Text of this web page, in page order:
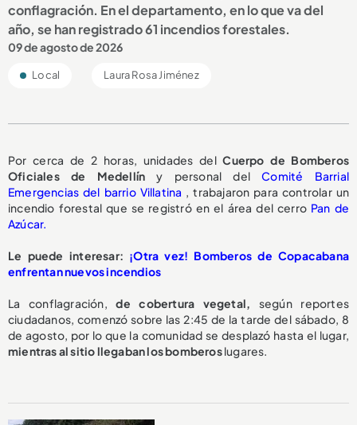
conflagración. En el departamento, en lo que va del
año, se han registrado 61 incendios forestales.
09 de agosto de 2026
Local Laura Rosa Jiménez
Por cerca de 2 horas, unidades delCuerpo de Bomberos
Oficiales de Medellín y personal delComité Barrial
Emergencias del barrio Villatina , trabajaron para controlar un
incendio forestal que se registró en el área del cerro Pan de
Azúcar.
Le puede interesar: ¡Otra vez! Bomberos de Copacabana
enfrentan nuevos incendios
La conflagración,de cobertura vegetal, según reportes
ciudadanos, comenzó sobre las 2:45 de la tarde del sábado, 8
de agosto, por lo que la comunidad se desplazó hasta el lugar,
mientras al sitio llegaban los bomberoslugares.